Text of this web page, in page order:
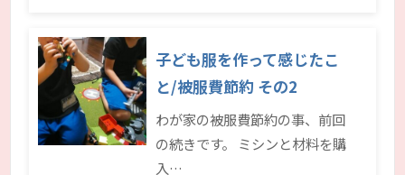
子ども服を作って感じたこ
と/被服費節約 その2
わが家の被服費節約の事、前回
の続きです。 ミシンと材料を購
入…